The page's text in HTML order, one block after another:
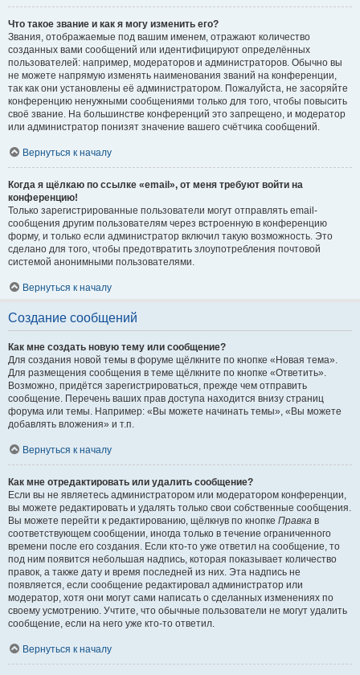
Что такое звание и как я могу изменить его?
Звания, отображаемые под вашим именем, отражают количество
созданных вами сообщений или идентифицируют определённых
пользователей: например, модераторов и администраторов. Обычно вы
не можете напрямую изменять наименования званий на конференции,
так как они установлены её администратором. Пожалуйста, не засоряйте
конференцию ненужными сообщениями только для того, чтобы повысить
своё звание. На большинстве конференций это запрещено, и модератор
или администратор понизят значение вашего счётчика сообщений.
Вернуться к началу
Когда я щёлкаю по ссылке «email», от меня требуют войти на
конференцию!
Только зарегистрированные пользователи могут отправлять email-
сообщения другим пользователям через встроенную в конференцию
форму, и только если администратор включил такую возможность. Это
сделано для того, чтобы предотвратить злоупотребления почтовой
системой анонимными пользователями.
Вернуться к началу
Создание сообщений
Как мне создать новую тему или сообщение?
Для создания новой темы в форуме щёлкните по кнопке «Новая тема».
Для размещения сообщения в теме щёлкните по кнопке «Ответить».
Возможно, придётся зарегистрироваться, прежде чем отправить
сообщение. Перечень ваших прав доступа находится внизу страниц
форума или темы. Например: «Вы можете начинать темы», «Вы можете
добавлять вложения» и т.п.
Вернуться к началу
Как мне отредактировать или удалить сообщение?
Если вы не являетесь администратором или модератором конференции,
вы можете редактировать и удалять только свои собственные сообщения.
Вы можете перейти к редактированию, щёлкнув по кнопке Правка в
соответствующем сообщении, иногда только в течение ограниченного
времени после его создания. Если кто-то уже ответил на сообщение, то
под ним появится небольшая надпись, которая показывает количество
правок, а также дату и время последней из них. Эта надпись не
появляется, если сообщение редактировал администратор или
модератор, хотя они могут сами написать о сделанных изменениях по
своему усмотрению. Учтите, что обычные пользователи не могут удалить
сообщение, если на него уже кто-то ответил.
Вернуться к началу